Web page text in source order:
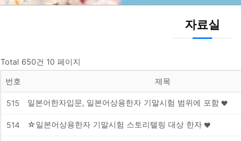
자료실
Total 650건 10 페이지
번호
제목
515 일본어한자입문, 일본어상용한자 기말시험 범위에 포함
514 ☆일본어상용한자 기말시험 스토리텔링 대상 한자